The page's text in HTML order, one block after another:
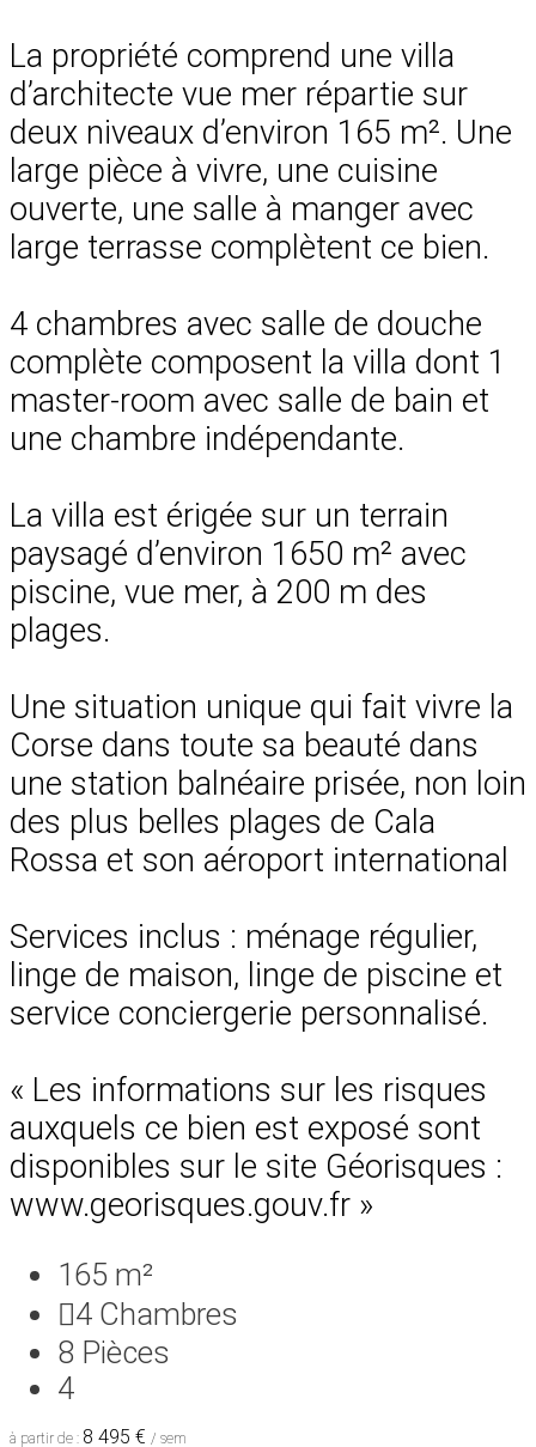
La propriété comprend une villa
d’architecte vue mer répartie sur
deux niveaux d’environ 165 m². Une
large pièce à vivre, une cuisine
ouverte, une salle à manger avec
large terrasse complètent ce bien.
4 chambres avec salle de douche
complète composent la villa dont 1
master-room avec salle de bain et
une chambre indépendante.
La villa est érigée sur un terrain
paysagé d’environ 1650 m² avec
piscine, vue mer, à 200 m des
plages.
Une situation unique qui fait vivre la
Corse dans toute sa beauté dans
une station balnéaire prisée, non loin
des plus belles plages de Cala
Rossa et son aéroport international
Services inclus : ménage régulier,
linge de maison, linge de piscine et
service conciergerie personnalisé.
« Les informations sur les risques
auxquels ce bien est exposé sont
disponibles sur le site Géorisques :
www.georisques.gouv.fr »
165 m²
4 Chambres
8 Pièces
4
à partir de : 8 495 € / sem